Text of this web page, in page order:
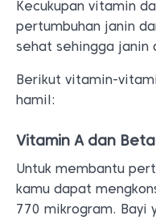
Kecukupan vitamin
pertumbuhan janin
sehat sehingga janin
Berikut vitamin-
hamil:
Vitamin A dan
Untuk membantu
kamu dapat
770 mikrogram. Bayi